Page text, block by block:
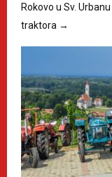
Rokovo u Sv.
traktora →